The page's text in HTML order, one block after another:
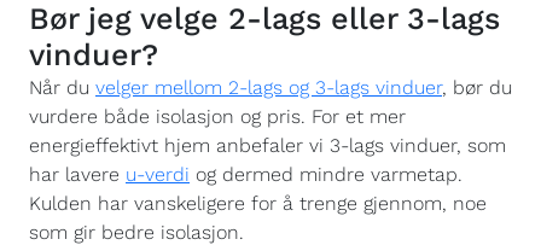
Bør jeg velge 2-lags eller 3-lags
vinduer?
Når du velger mellom 2-lags og 3-lags vinduer, bør du
vurdere både isolasjon og pris. For et mer
energieffektivt hjem anbefaler vi 3-lags vinduer, som
har lavere u-verdi og dermed mindre varmetap.
Kulden har vanskeligere for å trenge gjennom, noe
som gir bedre isolasjon.